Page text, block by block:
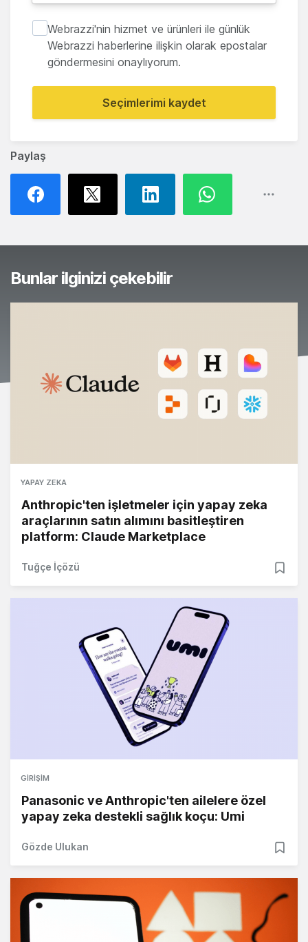
Paylaş
Webrazzi'nin hizmet ve ürünleri ile günlük
Webrazzi haberlerine ilişkin olarak epostalar
göndermesini onaylıyorum.
Seçimlerimi kaydet
Bunlar ilginizi çekebilir
YAPAY ZEKA
Anthropic'ten işletmeler için yapay zeka
araçlarının satın alımını basitleştiren
platform: Claude Marketplace
Tuğçe İçözü
GIRIŞIM
Panasonic ve Anthropic'ten ailelere özel
yapay zeka destekli sağlık koçu: Umi
Gözde Ulukan